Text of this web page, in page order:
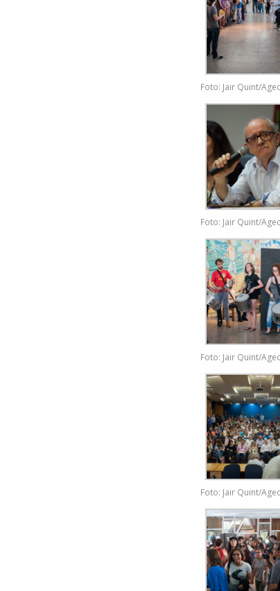
Foto: Jair Quint/
Foto: Jair Quint/
Foto: Jair Quint/
Foto: Jair Quint/